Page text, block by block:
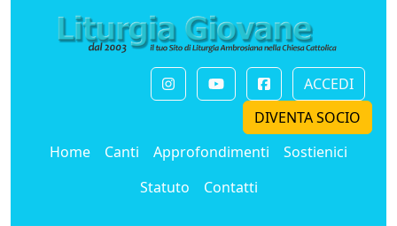
ACCEDI
DIVENTA SOCIO
Home
Canti Approfondimenti
Sostienici
Statuto
Contatti